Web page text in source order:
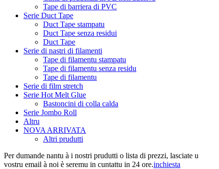
Tape di barriera di PVC
Serie Duct Tape
Duct Tape stampatu
Duct Tape senza residui
Duct Tape
Serie di nastri di filamenti
Tape di filamentu stampatu
Tape di filamentu senza residu
Tape di filamentu
Serie di film stretch
Serie Hot Melt Glue
Bastoncini di colla calda
Serie Jombo Roll
Altru
NOVA ARRIVATA
Altri prudutti
Per dumande nantu à i nostri prudutti o lista di prezzi, lasciate u
vostru email à noi è seremu in cuntattu in 24 ore.inchiesta